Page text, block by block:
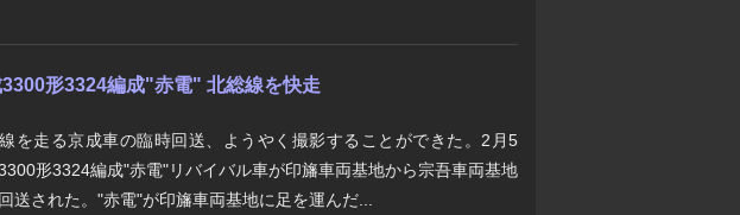
形3324編成"赤電" 北総線を快走
を走る京成車の臨時回送、ようやく撮影することができた。2月5
形3324編成"赤電"リバイバル車が印旛車両基地から宗吾車両基地
送された。"赤電"が印旛車両基地に足を運んだ...